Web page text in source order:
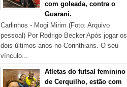
com goleada, contra o
Guarani.
Carlinhos - Mogi Mirim (Foto: Arquivo
pessoal) Por Rodrigo Becker Após jogar os
dois últimos anos no Corinthians. O seu
vínculo...
Atletas do futsal feminino
de Cerquilho, estão com